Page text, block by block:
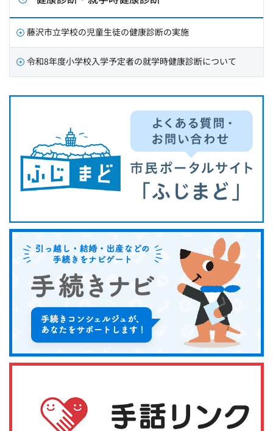
藤沢市立学校の児童生徒の健康診断の実施
令和8年度小学校入学予定者の就学時健康診断について